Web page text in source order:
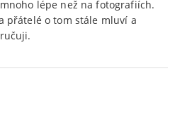
lépe než na fotografiích.
přátelé o tom stále mluví a